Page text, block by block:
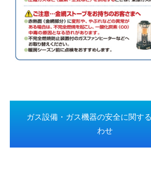
ガス設備・ガス機器の安全に関す
わせ